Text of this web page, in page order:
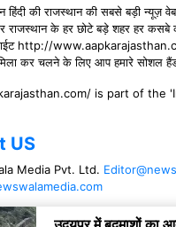
हिंदी की राजस्थान की सबसे बड़ी न्यूज़
राजस्थान के हर छोटे बड़े शहर हर कसबे
http://
कर चलने के लिए आप हमारे सोशल
is part of the
US
Media Pvt. Ltd.